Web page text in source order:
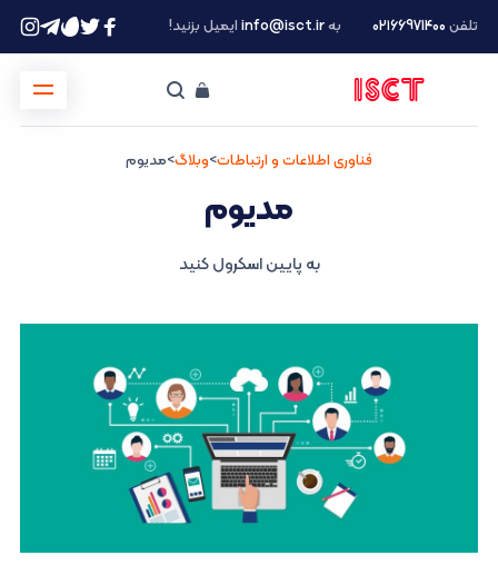
تلفن ۰۲۱66971400 بهinfo@isct.irایمیل بزنید!
فناوری اطلاعات و ارتباطات>وبلاگ>مدیوم
مدیوم
به پایین اسکرول کنید